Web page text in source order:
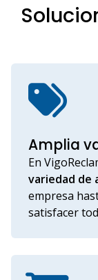
online, para
perfecta para
Amplia
En
variedad de
empresa
satisfacer